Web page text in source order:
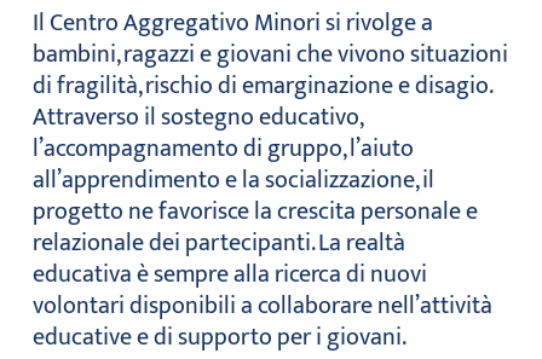
Il Centro Aggregativo Minori si rivolge a
bambini, ragazzi e giovani che vivono situazioni
di fragilità, rischio di emarginazione e disagio.
Attraverso il sostegno educativo,
l’accompagnamento di gruppo, l’aiuto
all’apprendimento e la socializzazione, il
progetto ne favorisce la crescita personale e
relazionale dei partecipanti. La realtà
educativa è sempre alla ricerca di nuovi
volontari disponibili a collaborare nell’attività
educative e di supporto per i giovani.